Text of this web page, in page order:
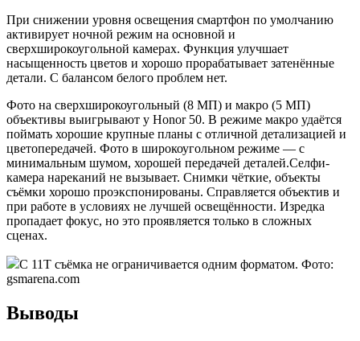
При снижении уровня освещения смартфон по умолчанию
активирует ночной режим на основной и
сверхширокоугольной камерах. Функция улучшает
насыщенность цветов и хорошо прорабатывает затенённые
детали. С балансом белого проблем нет.
Фото на сверхширокоугольный (8 МП) и макро (5 МП)
объективы выигрывают у Honor 50. В режиме макро удаётся
поймать хорошие крупные планы с отличной детализацией и
цветопередачей. Фото в широкоугольном режиме — с
минимальным шумом, хорошей передачей деталей.Селфи-
камера нареканий не вызывает. Снимки чёткие, объекты
съёмки хорошо проэкспонированы. Справляется объектив и
при работе в условиях не лучшей освещённости. Изредка
пропадает фокус, но это проявляется только в сложных
сценах.
С 11T съёмка не ограничивается одним форматом. Фото:
gsmarena.com
Выводы